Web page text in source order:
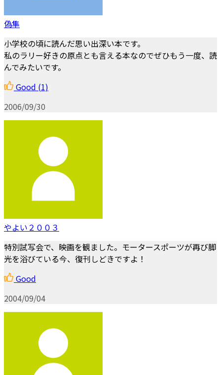
偽隼
小学校の頃に読んだ思い出深い本です。
私のラリー好きの原点とも言える本なのでぜひもう一度、読
んでみたいです。
Good (1)
2006/09/30
やよい２００３
特別試写会で、映画を観ました。モータースポーツが再び脚
光を浴びている今、復刊しどきですよ！
Good
2004/09/04